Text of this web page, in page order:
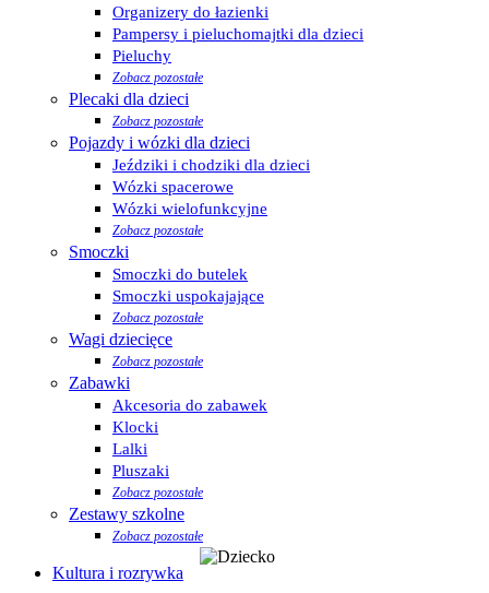
Organizery do łazienki
Pampersy i pieluchomajtki dla dzieci
Pieluchy
Zobacz pozostałe
Plecaki dla dzieci
Zobacz pozostałe
Pojazdy i wózki dla dzieci
Jeździki i chodziki dla dzieci
Wózki spacerowe
Wózki wielofunkcyjne
Zobacz pozostałe
Smoczki
Smoczki do butelek
Smoczki uspokajające
Zobacz pozostałe
Wagi dziecięce
Zobacz pozostałe
Zabawki
Akcesoria do zabawek
Klocki
Lalki
Pluszaki
Zobacz pozostałe
Zestawy szkolne
Zobacz pozostałe
Kultura i rozrywka